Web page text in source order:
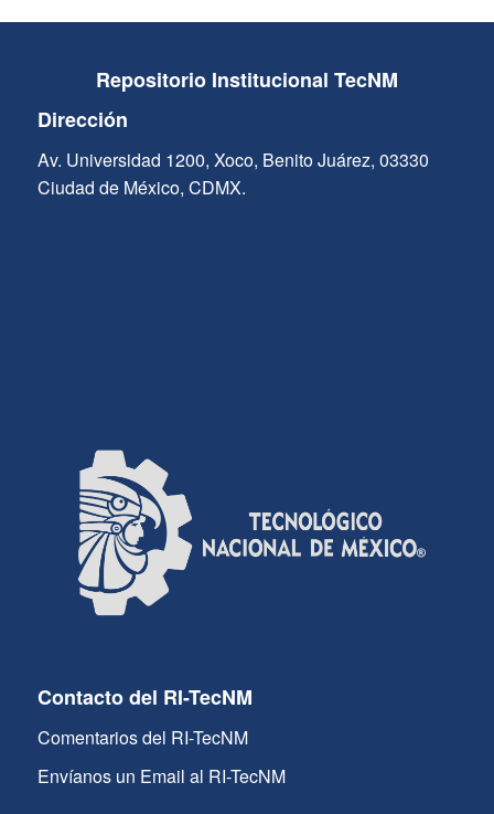
Repositorio Institucional TecNM
Dirección
Av. Universidad 1200, Xoco, Benito Juárez, 03330
Ciudad de México, CDMX.
Contacto del RI-TecNM
Comentarios del RI-TecNM
Envíanos un Email al RI-TecNM